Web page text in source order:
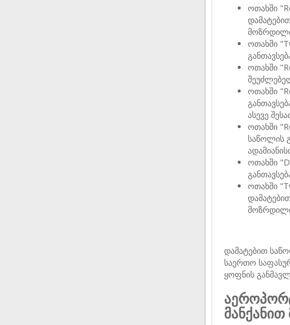
ოთახში
ოთახში
ოთახში
ოთახში
ასევე
ოთახში
საწოლის
ოთახში
ოთახში
დამატებით
საერთო
ყოფნის